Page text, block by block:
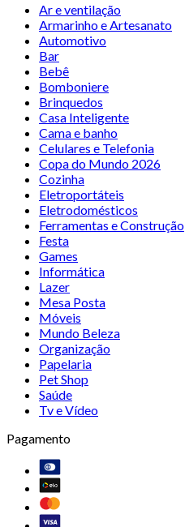
Ar e ventilação
Armarinho e Artesanato
Automotivo
Bar
Bebê
Bomboniere
Brinquedos
Casa Inteligente
Cama e banho
Celulares e Telefonia
Copa do Mundo 2026
Cozinha
Eletroportáteis
Eletrodomésticos
Ferramentas e Construção
Festa
Games
Informática
Lazer
Mesa Posta
Móveis
Mundo Beleza
Organização
Papelaria
Pet Shop
Saúde
Tv e Vídeo
Pagamento